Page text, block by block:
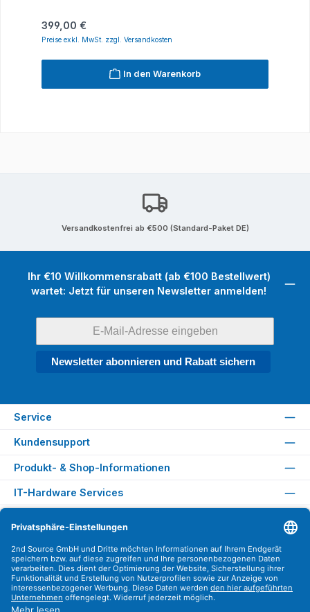
Regulärer Preis:
399,00 €
Preise exkl. MwSt. zzgl. Versandkosten
In den Warenkorb
Versandkostenfrei ab €500 (Standard-Paket DE)
Ihr €10 Willkommensrabatt (ab €100 Bestellwert)
wartet: Jetzt für unseren Newsletter anmelden!
Newsletter abonnieren und Rabatt sichern
Service
Kundensupport
Produkt- & Shop-Informationen
IT-Hardware Services
Versandarten
Zahlungsarten
Sicher Einkaufen